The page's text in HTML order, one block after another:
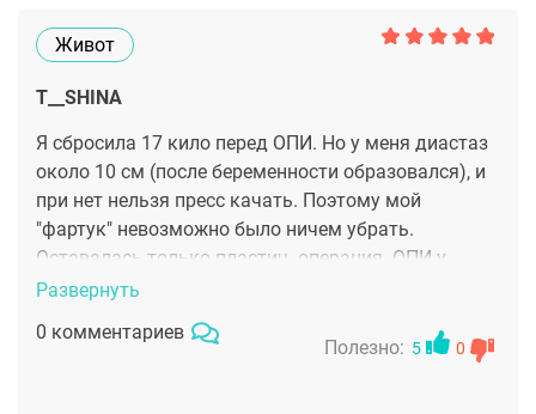
Живот
T__SHINA
Я сбросила 17 кило перед ОПИ. Но у меня диастаз
около 10 см (после беременности образовался), и
при нет нельзя пресс качать. Поэтому мой
"фартук" невозможно было ничем убрать.
Оставалась только пластич. операция. ОПИ у
Сергеева была три месяца назад. Сейчас все уже
полноценной жизнью (в т.ч. и секс!), хожу на
Развернуть
0 комментариев
Полезно: 5 0